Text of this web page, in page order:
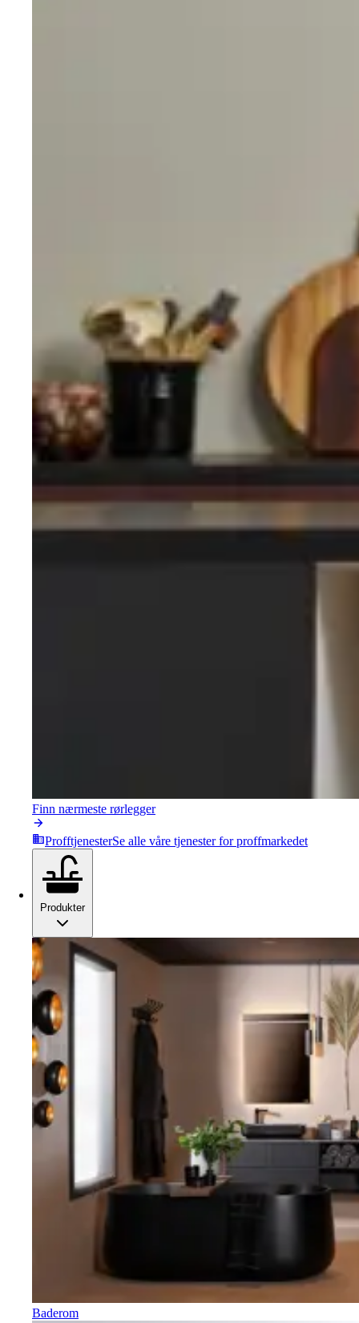
Finn nærmeste rørlegger
ProfftjenesterSe alle våre tjenester for proffmarkedet
Produkter
Baderom